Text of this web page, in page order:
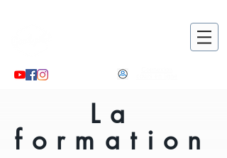
La
formation